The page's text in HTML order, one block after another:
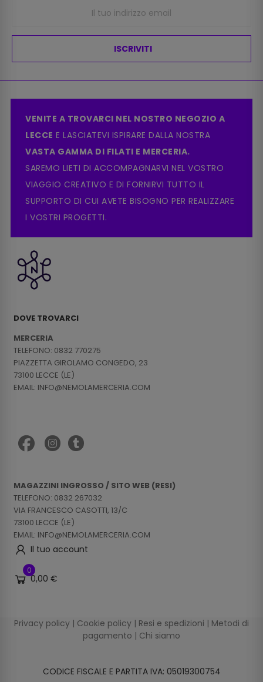
ISCRIVITI
VENITE A TROVARCI NEL NOSTRO NEGOZIO A
LECCE E LASCIATEVI ISPIRARE DALLA NOSTRA
VASTA GAMMA DI FILATI E MERCERIA.
SAREMO LIETI DI ACCOMPAGNARVI NEL VOSTRO
VIAGGIO CREATIVO E DI FORNIRVI TUTTO IL
SUPPORTO DI CUI AVETE BISOGNO PER REALIZZARE
I VOSTRI PROGETTI.
DOVE TROVARCI
MERCERIA
TELEFONO: 0832 770275
PIAZZETTA GIROLAMO CONGEDO, 23
73100 LECCE (LE)
EMAIL: INFO@NEMOLAMERCERIA.COM
MAGAZZINI INGROSSO / SITO WEB (RESI)
TELEFONO: 0832 267032
VIA FRANCESCO CASOTTI, 13/C
73100 LECCE (LE)
EMAIL: INFO@NEMOLAMERCERIA.COM
Il tuo account
0
0,00 €
Privacy policy | Cookie policy | Resi e spedizioni | Metodi di
pagamento | Chi siamo
CODICE FISCALE E PARTITA IVA: 05019300754